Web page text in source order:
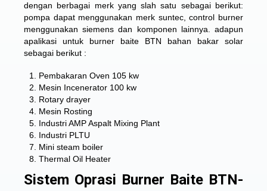
dengan berbagai merk yang slah satu sebagai berikut:
pompa dapat menggunakan merk suntec, control burner
menggunakan siemens dan komponen lainnya. adapun
apalikasi untuk burner baite BTN bahan bakar solar
sebagai berikut :
Pembakaran Oven 105 kw
Mesin Incenerator 100 kw
Rotary drayer
Mesin Rosting
Industri AMP Aspalt Mixing Plant
Industri PLTU
Mini steam boiler
Thermal Oil Heater
Sistem Oprasi Burner Baite BTN-